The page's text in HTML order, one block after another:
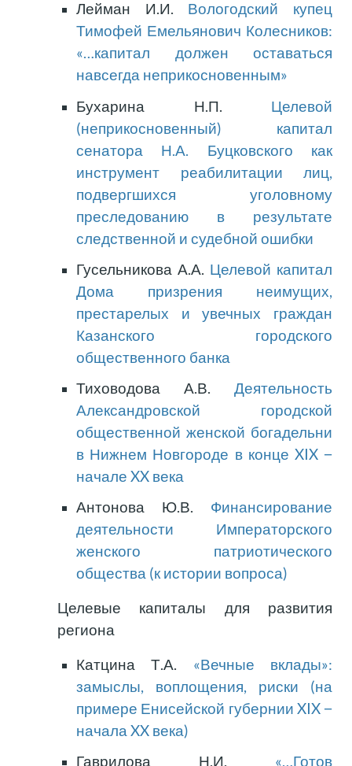
Лейман И.И. Вологодский купец
Тимофей Емельянович Колесников:
«…капитал должен оставаться
навсегда неприкосновенным»
Бухарина Н.П. Целевой
(неприкосновенный) капитал
сенатора Н.А. Буцковского как
инструмент реабилитации лиц,
подвергшихся уголовному
преследованию в результате
следственной и судебной ошибки
Гусельникова А.А. Целевой капитал
Дома призрения неимущих,
престарелых и увечных граждан
Казанского городского
общественного банка
Тиховодова А.В. Деятельность
Александровской городской
общественной женской богадельни
в Нижнем Новгороде в конце XIX −
начале XX века
Антонова Ю.В. Финансирование
деятельности Императорского
женского патриотического
общества (к истории вопроса)
Целевые капиталы для развития
региона
Катцина Т.А. «Вечные вклады»:
замыслы, воплощения, риски (на
примере Енисейской губернии XIX −
начала XX века)
Гаврилова Н.И. «…Готов